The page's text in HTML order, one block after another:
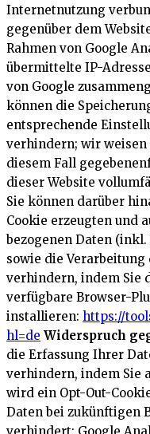
Internetnutzung
gegenüber dem
Rahmen von Google
übermittelte IP-
von Google
können die
entsprechende
verhindern; wir weisen
diesem Fall
dieser Website
Sie können darüber
Cookie erzeugten und
bezogenen Daten
sowie die
verhindern, indem Sie
verfügbare Browser-
installieren: https://
hl=de Widerspruch
die Erfassung Ihrer
verhindern, indem Sie
wird ein Opt-Out-
Daten bei zukünftigen